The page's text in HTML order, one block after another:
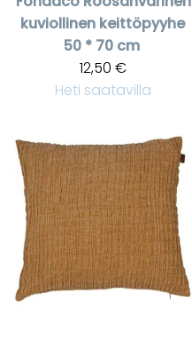
kuviollinen keittöpyyhe
50 * 70 cm
12,50 €
Heti saatavilla